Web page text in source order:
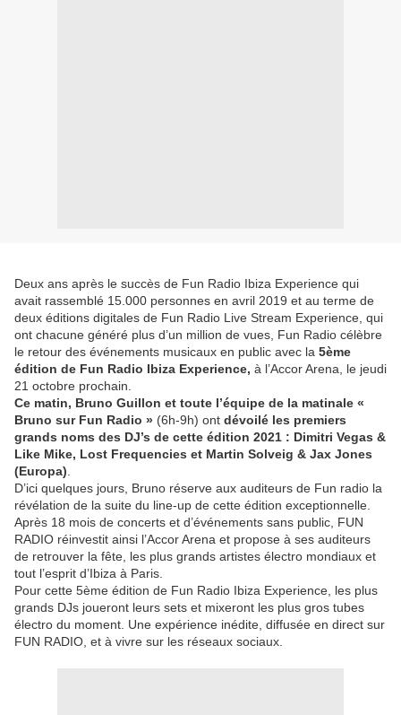
Deux ans après le succès de Fun Radio Ibiza Experience qui
avait rassemblé 15.000 personnes en avril 2019 et au terme de
deux éditions digitales de Fun Radio Live Stream Experience, qui
ont chacune généré plus d’un million de vues, Fun Radio célèbre
le retour des événements musicaux en public avec la 5ème
édition de Fun Radio Ibiza Experience, à l’Accor Arena, le jeudi
21 octobre prochain.
Ce matin, Bruno Guillon et toute l’équipe de la matinale «
Bruno sur Fun Radio » (6h-9h) ont dévoilé les premiers
grands noms des DJ’s de cette édition 2021 : Dimitri Vegas &
Like Mike, Lost Frequencies et Martin Solveig & Jax Jones
(Europa)
D’ici quelques jours, Bruno réserve aux auditeurs de Fun radio la
révélation de la suite du line-up de cette édition exceptionnelle.
Après 18 mois de concerts et d’événements sans public, FUN
RADIO réinvestit ainsi l’Accor Arena et propose à ses auditeurs
de retrouver la fête, les plus grands artistes électro mondiaux et
tout l’esprit d’Ibiza à Paris.
Pour cette 5ème édition de Fun Radio Ibiza Experience, les plus
grands DJs joueront leurs sets et mixeront les plus gros tubes
électro du moment. Une expérience inédite, diffusée en direct sur
FUN RADIO, et à vivre sur les réseaux sociaux.